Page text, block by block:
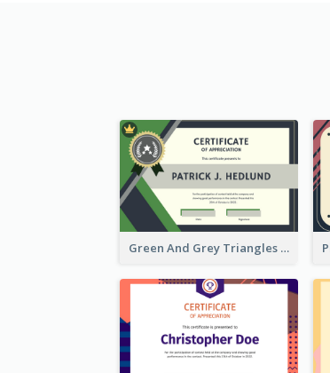
Green And Grey Triangles With Badge Certificate